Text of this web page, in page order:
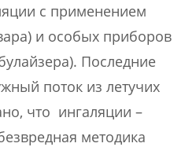
с применением
и особых приборов
Последние
поток из летучих
что ингаляции –
методика